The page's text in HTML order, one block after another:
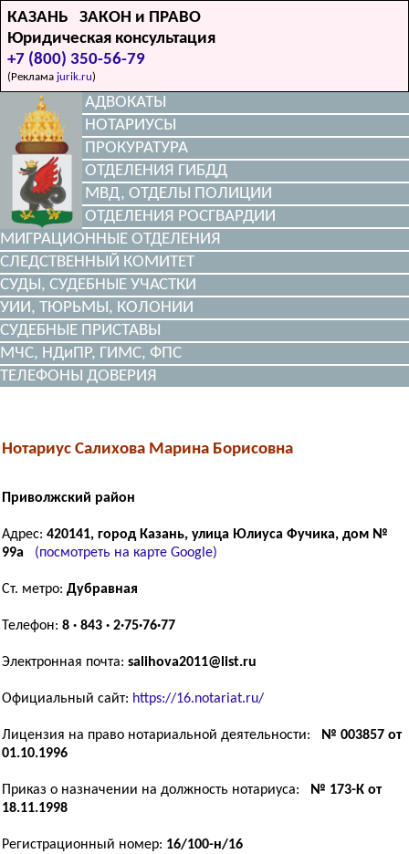
КАЗАНЬ ЗАКОН и ПРАВО
Юридическая консультация
+7 (800) 350-56-79
(Реклама jurik.ru)
АДВОКАТЫ
НОТАРИУСЫ
ПРОКУРАТУРА
ОТДЕЛЕНИЯ ГИБДД
МВД, ОТДЕЛЫ ПОЛИЦИИ
ОТДЕЛЕНИЯ РОСГВАРДИИ
МИГРАЦИОННЫЕ ОТДЕЛЕНИЯ
СЛЕДСТВЕННЫЙ КОМИТЕТ
СУДЫ, СУДЕБНЫЕ УЧАСТКИ
УИИ, ТЮРЬМЫ, КОЛОНИИ
СУДЕБНЫЕ ПРИСТАВЫ
МЧС, НДиПР, ГИМС, ФПС
ТЕЛЕФОНЫ ДОВЕРИЯ
Нотариус Салихова Марина Борисовна
Приволжский район
Адрес: 420141, город Казань, улица Юлиуса Фучика, дом №
99а
(посмотреть на карте Google)
Ст. метро: Дубравная
Телефон: 8 · 843 · 2·75·76·77
Электронная почта: salihova2011@list.ru
Официальный сайт: https://16.notariat.ru/
Лицензия на право нотариальной деятельности: № 003857 от
01.10.1996
Приказ о назначении на должность нотариуса: № 173-К от
18.11.1998
Регистрационный номер: 16/100-н/16